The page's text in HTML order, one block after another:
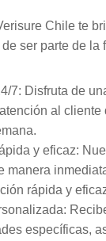
Chile te
ser parte de la
7: Disfruta de
al
y eficaz:
manera
rápida y
específicas,